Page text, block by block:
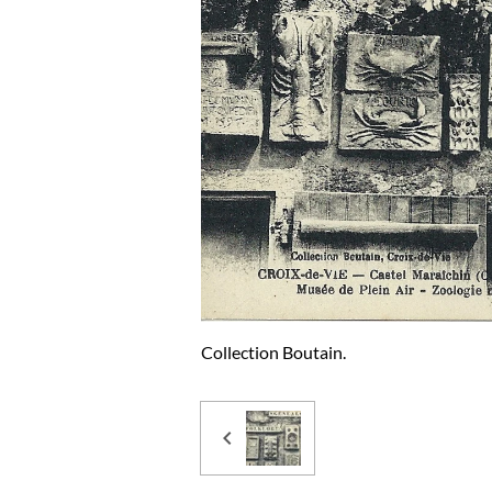
Collection Boutain.